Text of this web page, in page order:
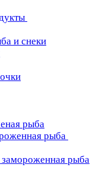
и снеки
рыба
рыба
рыба